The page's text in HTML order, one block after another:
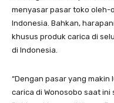
menyasar pasar toko oleh-
Indonesia. Bahkan,
khusus produk carica di
di Indonesia.
“Dengan pasar yang makin
carica di Wonosobo saat